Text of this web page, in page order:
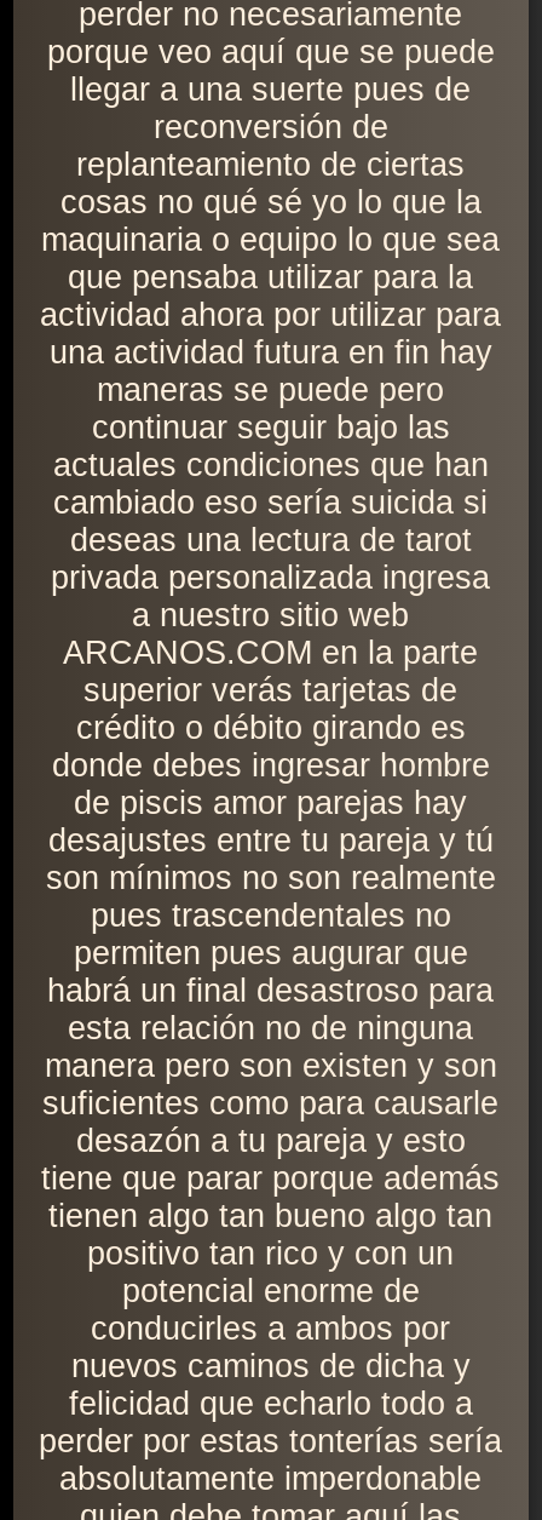
perder no necesariamente
porque veo aquí que se puede
llegar a una suerte pues de
reconversión de
replanteamiento de ciertas
cosas no qué sé yo lo que la
maquinaria o equipo lo que sea
que pensaba utilizar para la
actividad ahora por utilizar para
una actividad futura en fin hay
maneras se puede pero
continuar seguir bajo las
actuales condiciones que han
cambiado eso sería suicida si
deseas una lectura de tarot
privada personalizada ingresa
a nuestro sitio web
ARCANOS.COM en la parte
superior verás tarjetas de
crédito o débito girando es
donde debes ingresar hombre
de piscis amor parejas hay
desajustes entre tu pareja y tú
son mínimos no son realmente
pues trascendentales no
permiten pues augurar que
habrá un final desastroso para
esta relación no de ninguna
manera pero son existen y son
suficientes como para causarle
desazón a tu pareja y esto
tiene que parar porque además
tienen algo tan bueno algo tan
positivo tan rico y con un
potencial enorme de
conducirles a ambos por
nuevos caminos de dicha y
felicidad que echarlo todo a
perder por estas tonterías sería
absolutamente imperdonable